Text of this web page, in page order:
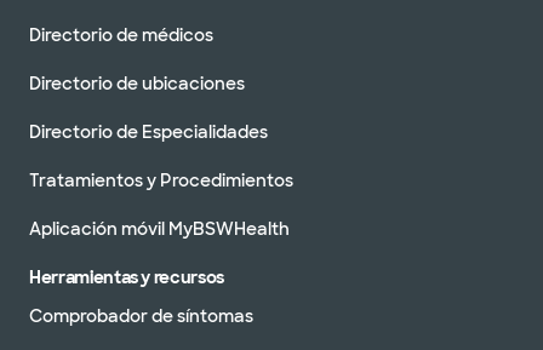
Directorio de médicos
Directorio de ubicaciones
Directorio de Especialidades
Tratamientos y Procedimientos
Aplicación móvil MyBSWHealth
Herramientas y recursos
Comprobador de síntomas